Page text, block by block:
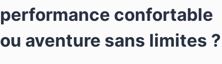
performance confortable
ou aventure sans limites ?